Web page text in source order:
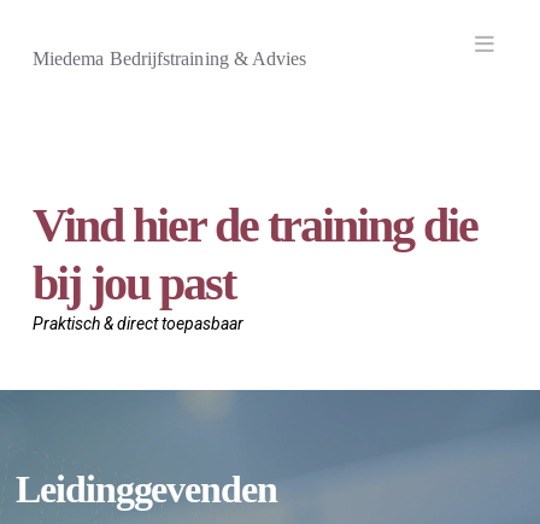
Miedema Bedrijfstraining & Advies
Vind hier de training die
bij jou past
Praktisch & direct toepasbaar
Leidinggevenden